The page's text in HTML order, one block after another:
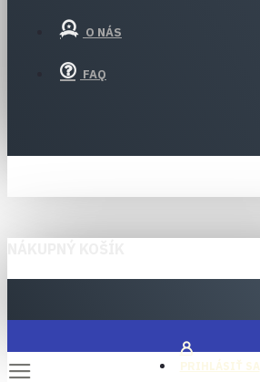
O NÁS
FAQ
PRIHLÁSIŤ SA